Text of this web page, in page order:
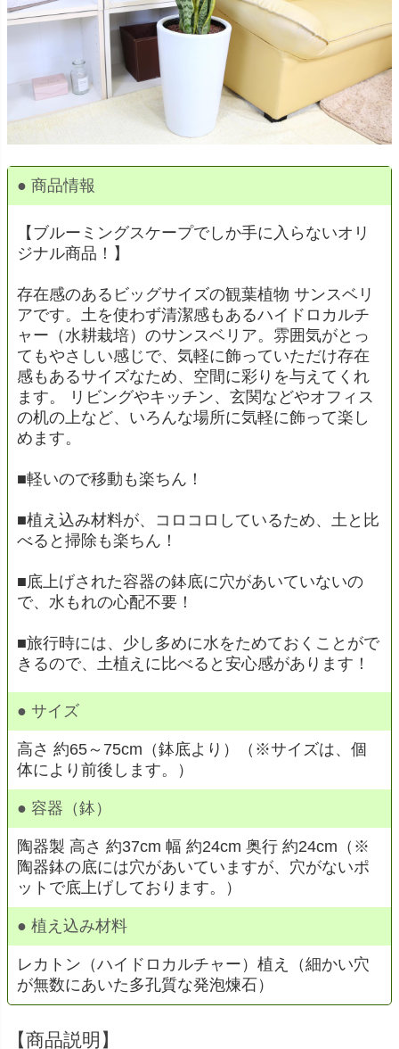
● 商品情報
【ブルーミングスケープでしか手に入らないオリ
ジナル商品！】
存在感のあるビッグサイズの観葉植物 サンスベリ
アです。土を使わず清潔感もあるハイドロカルチ
ャー（水耕栽培）のサンスベリア。雰囲気がとっ
てもやさしい感じで、気軽に飾っていただけ存在
感もあるサイズなため、空間に彩りを与えてくれ
ます。 リビングやキッチン、玄関などやオフィス
の机の上など、いろんな場所に気軽に飾って楽し
めます。
■軽いので移動も楽ちん！
■植え込み材料が、コロコロしているため、土と比
べると掃除も楽ちん！
■底上げされた容器の鉢底に穴があいていないの
で、水もれの心配不要！
■旅行時には、少し多めに水をためておくことがで
きるので、土植えに比べると安心感があります！
● サイズ
高さ 約65～75cm（鉢底より）（※サイズは、個
体により前後します。）
● 容器（鉢）
陶器製 高さ 約37cm 幅 約24cm 奥行 約24cm（※
陶器鉢の底には穴があいていますが、穴がないポ
ットで底上げしております。）
● 植え込み材料
レカトン（ハイドロカルチャー）植え（細かい穴
が無数にあいた多孔質な発泡煉石）
【商品説明】